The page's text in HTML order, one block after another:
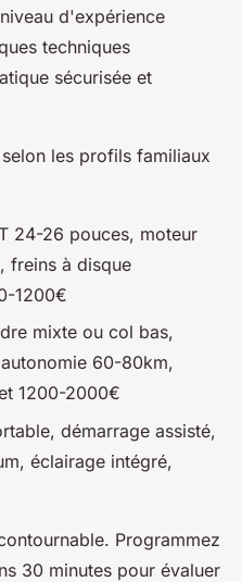
d'expérience
techniques
sécurisée et
les profils familiaux
24-26 pouces, moteur
freins à disque
1200€
mixte ou col bas,
60-80km,
1200-2000€
démarrage assisté,
éclairage intégré,
Programmez
30 minutes pour évaluer